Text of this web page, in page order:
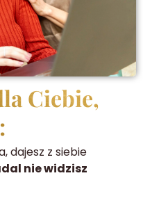
Ciebie,
dajesz z siebie
nie widzisz